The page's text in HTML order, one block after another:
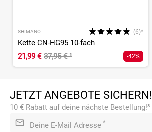
SHIMANO (6)*
Kette CN-HG95 10-fach
21,99 € 37,95 €¹ -42%
JETZT ANGEBOTE SICHERN!
10 € Rabatt auf deine nächste Bestellung!³
Deine E-Mail Adresse *